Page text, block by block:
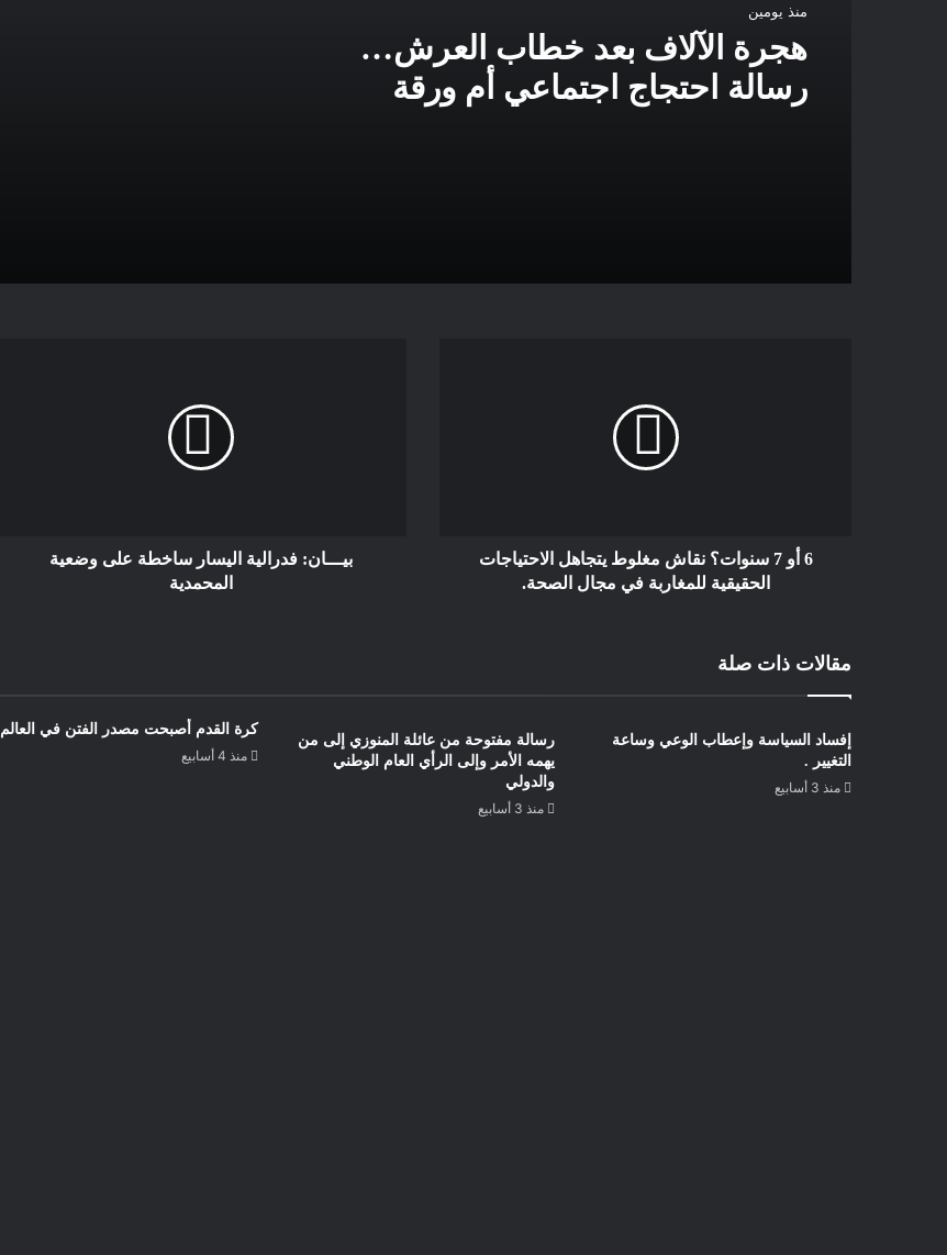
منذ يومين
هجرة الآلاف بعد خطاب العرش…
رسالة احتجاج اجتماعي أم ورقة
مواطن مغربي يلفظ أنفاسه الأخيرة بين
تسليم فرنسا للمغرب الوثائق المتعلقة
بمغربية الصحراء الشرقية
6 أو 7 سنوات؟ نقاش مغلوط يتجاهل الاحتياجات
الحقيقية للمغاربة في مجال الصحة.
بيـــان: فدرالية اليسار ساخطة على وضعية
المحمدية
مقالات ذات صلة
إفساد السياسة وإعطاب الوعي وساعة
التغيير .
منذ 3 أسابيع
رسالة مفتوحة من عائلة المنوزي إلى من
يهمه الأمر وإلى الرأي العام الوطني
والدولي
منذ 3 أسابيع
كرة القدم أصبحت مصدر الفتن في العالم
منذ 4 أسابيع